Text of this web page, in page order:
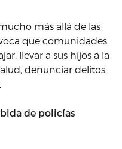
más allá de las
que comunidades
llevar a sus hijos a la
denunciar delitos
de policías